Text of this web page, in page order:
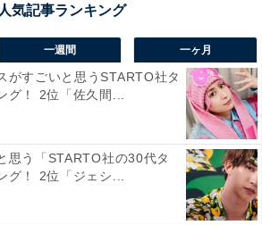
一週間 一ヶ月
がすごいと思うSTARTO社タ
グ！ 2位「佐久間...
思う「STARTO社の30代タ
グ！ 2位「ジェシ...